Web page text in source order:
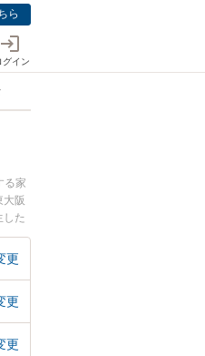
ら
グイン
る家
阪
した
市内
更
更
更